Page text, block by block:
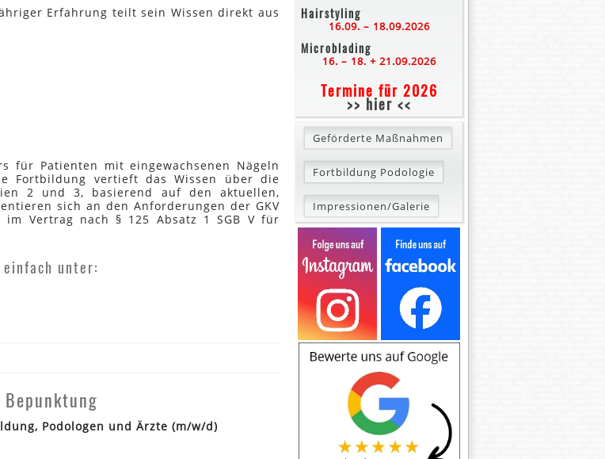
Erfahrung teilt sein Wissen direkt aus
für Patienten mit eingewachsenen Nägeln
Fortbildung vertieft das Wissen über die
2 und 3, basierend auf den aktuellen,
sich an den Anforderungen der GKV
Vertrag nach § 125 Absatz 1 SGB V für
unter:
Bepunktung
Podologen und Ärzte (m/w/d)
Hairstyling
16.09. – 18.09.2026
Microblading
16. – 18. + 21.09.2026
Termine für 2026
>> hier <<
Geförderte Maßnahmen
Fortbildung Podologie
Impressionen/Galerie